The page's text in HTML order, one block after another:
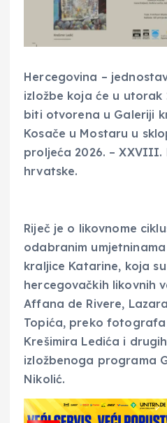
Hercegovina –
izložbe koja će u utorak
biti otvorena u Galeriji
Kosače u Mostaru u
proljeća 2026. – XXVIII.
hrvatske.
Riječ je o likovnome
odabranim
kraljice Katarine, koja
hercegovačkih likovnih
Affana de Rivere,
Topića, preko fotografa
Krešimira Ledića i
izložbenoga programa
Nikolić.